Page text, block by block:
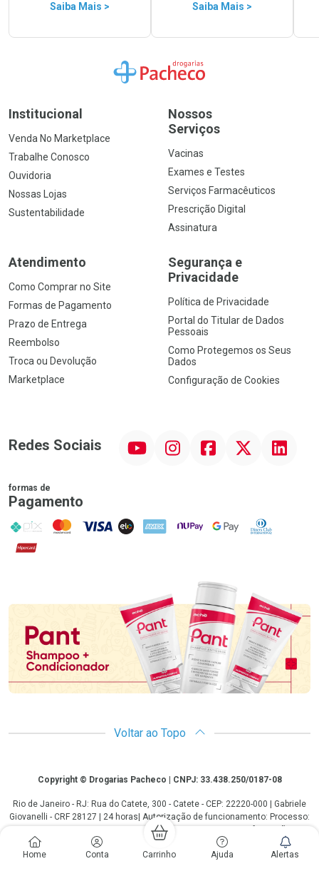
Home Conta Carrinho Ajuda Alertas
Saiba Mais > Saiba Mais >
Ir para a Home
Institucional
Venda No Marketplace
Trabalhe Conosco
Ouvidoria
Nossas Lojas
Sustentabilidade
Nossos
Serviços
Vacinas
Exames e Testes
Serviços Farmacêuticos
Prescrição Digital
Assinatura
Atendimento
Como Comprar no Site
Formas de Pagamento
Prazo de Entrega
Reembolso
Troca ou Devolução
Marketplace
Segurança e
Privacidade
Política de Privacidade
Portal do Titular de Dados
Pessoais
Como Protegemos os Seus
Dados
Configuração de Cookies
Redes Sociais InstagramFacebookTwitter Linkedin
formas de
Pagamento
PIX MasterCard
VISA ELO AMEX NuPay Google PayDiners Club
Hipercard
Voltar ao Topo
CopyrightCopyright © Drogarias Pacheco | CNPJ: 33.438.250/0187-08
Rio de Janeiro - RJ: Rua do Catete, 300 - Catete - CEP: 22220-000 | Gabriele
Giovanelli - CRF 28127 | 24 horas| Autorização de funcionamento: Processo:
25351.493074/2012-10 Autorização/MS: 7.25279.0 | As informações
contidas neste site, como promoções e ofertas de remédios e
medicamentos, não devem ser usadas para automedicação e não